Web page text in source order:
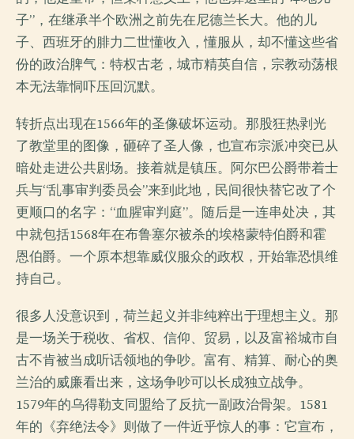
子”，在继承半个欧洲之前先在尼德兰长大。他的儿
子、西班牙的腓力二世懂收入，懂服从，却不懂这些省
份的政治脾气：特权古老，城市精英自信，宗教动荡根
本无法靠恫吓压回沉默。
转折点出现在1566年的圣像破坏运动。那股狂热剥光
了教堂里的图像，砸碎了圣人像，也宣布宗派冲突已从
暗处走进公共剧场。接着就是镇压。阿尔巴公爵带着士
兵与“乱事审判委员会”来到此地，民间很快替它改了个
更顺口的名字：“血腥审判庭”。随后是一连串处决，其
中就包括1568年在布鲁塞尔被杀的埃格蒙特伯爵和霍
恩伯爵。一个原本想靠威仪服众的政权，开始靠恐惧维
持自己。
很多人没意识到，荷兰起义并非纯粹出于理想主义。那
是一场关于税收、省权、信仰、贸易，以及富裕城市自
古不肯被当成听话领地的争吵。富有、精算、耐心的奥
兰治的威廉看出来，这场争吵可以长成独立战争。
1579年的乌得勒支同盟给了反抗一副政治骨架。1581
年的《弃绝法令》则做了一件近乎惊人的事：它宣布，